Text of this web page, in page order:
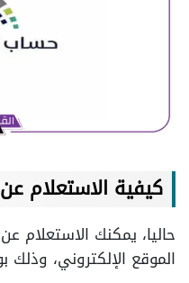
كيفية الاستعلام
حاليا، يمكنك
الموقع الإلكتروني، وذلك